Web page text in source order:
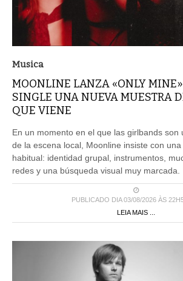
Musica
MOONLINE LANZA «ONLY
SINGLE UNA NUEVA MUESTRA
QUE VIENE
En un momento en el que las girlbands son
de la escena local, Moonline insiste con
habitual: identidad grupal, instrumentos,
redes y una búsqueda visual muy marcada.
PUBLICADO DIA 03/08/2026 ÀS
LEIA MAIS ...